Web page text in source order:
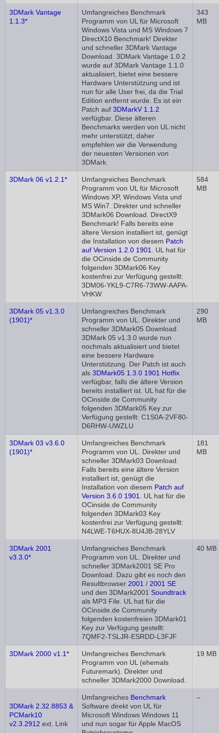
3DMark Vantage
1.1.3*
Umfangreiches Benchmark
Programm von UL für Microsoft
Windows Vista und MS Windows 7
DirectX10 Benchmark! Direkter
und schneller 3DMark Vantage
Download. 3DMark Vantage 1.0.2
wurde auf 3DMark Vantage 1.1.0
aktualisiert, bietet eine bessere
Hardware Unterstützung und ist
nun für alle User frei, da die Trial
Edition entfernt wurde. Es ist ein
Patch auf 3DMarkV 1.1.2
verfügbar. Diese älteren
Benchmarks werden von UL nicht
mehr unterstützt, daher
empfehlen wir die Verwendung
der neuesten Versionen von
3DMark.
343
MB
3DMark 06 v1.2.1*
Umfangreiches Benchmark
Programm von UL für Microsoft
Windows XP, Windows Vista und
MS Win7. Direkter und schneller
3DMark06 Download. DirectX9
Benchmark! Falls bereits eine
ältere Version installiert ist, genügt
die Installation von diesem Patch
auf Version 1.2.0 1901. UL hat für
die OCinside.de Community
folgenden 3DMark06 Key
kostenfrei zur Verfügung gestellt:
3DM06-YKL9-C7R6-73WW-AAPA-
VHKW
584
MB
3DMark 05 v1.3.0
(1901)*
Umfangreiches Benchmark
Programm von UL. Direkter und
schneller 3DMark05 Download.
3DMark 05 v1.3.0 wurde nun
nochmals aktualisiert und bietet
eine bessere Hardware
Unterstützung. Der Patch ist auch
als 3DMark05 1.3.0 1901 Hotfix
verfügbar, falls die ältere Version
bereits installiert ist. UL hat für die
OCinside.de Community
folgenden 3DMark05 Key zur
Verfügung gestellt: C1S0A-2VF80-
D6RHW-UWZLU
290
MB
3DMark 03 v3.6.0
(1901)*
Umfangreiches Benchmark
Programm von UL. Direkter und
schneller 3DMark03 Download.
Falls bereits eine ältere Version
installiert ist, genügt die
Installation von diesem Patch auf
Version 3.6.0 1901. UL hat für die
OCinside.de Community
folgenden 3DMark03 Key
kostenfrei zur Verfügung gestellt:
N4LWE-T6HUX-8U4JB-28YLV
181
MB
3DMark 2001
v3.3.0*
Umfangreiches Benchmark
Programm von UL. Direkter und
schneller 3DMark2001 SE Pro
Download. Dazu gibt es noch den
Resultbrowser 2001 / 2001 SE
und den 3DMark2001 Soundtrack
als MP3 File. UL hat für die
OCinside.de Community
folgenden kostenfreien 3DMark01
Key zur Verfügung gestellt:
7QMF2-TSLJR-ESRDD-L3FJF
40 MB
3DMark 2000 v1.1*
Umfangreiches Benchmark
Programm von UL (ehemals
Futuremark). Direkter und
schneller 3DMark2000 Download.
19 MB
3DMark 2.32.8853 &
PCMark10
v2.3.2912 ext. Link
Umfangreiches Benchmark
Software direkt von UL für
Microsoft Windows Windows 11
und nun sogar für Apple MacOS
–